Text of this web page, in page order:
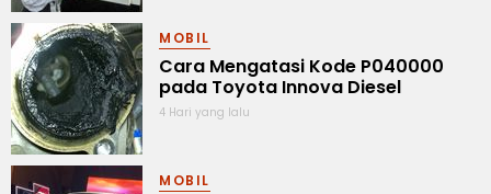
MOBIL
Cara Mengatasi Kode P040000
pada Toyota Innova Diesel
4 Hari yang lalu
MOBIL